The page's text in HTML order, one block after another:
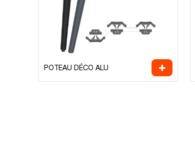
POTEAU DÉCO ALU